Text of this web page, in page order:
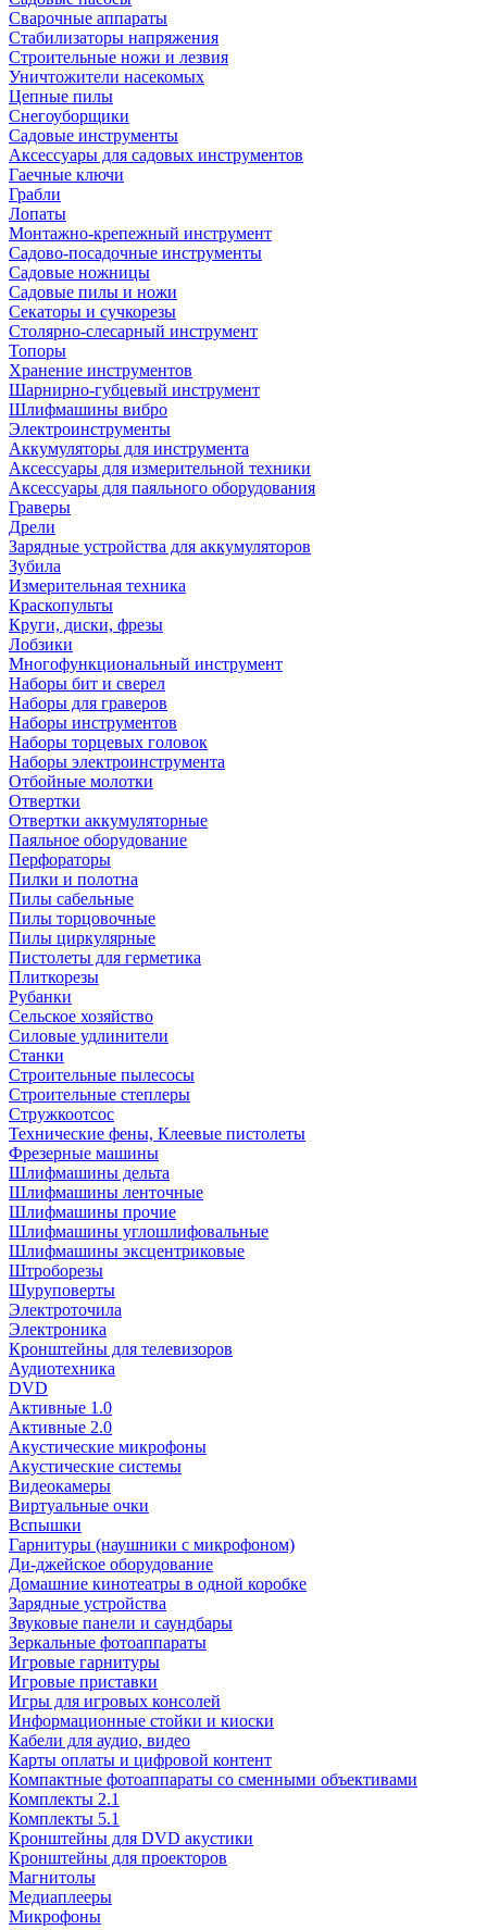
Сварочные аппараты
Стабилизаторы напряжения
Строительные ножи и лезвия
Уничтожители насекомых
Цепные пилы
Снегоуборщики
Садовые инструменты
Аксессуары для садовых инструментов
Гаечные ключи
Грабли
Лопаты
Монтажно-крепежный инструмент
Садово-посадочные инструменты
Садовые ножницы
Садовые пилы и ножи
Секаторы и сучкорезы
Столярно-слесарный инструмент
Топоры
Хранение инструментов
Шарнирно-губцевый инструмент
Шлифмашины вибро
Электроинструменты
Аккумуляторы для инструмента
Аксессуары для измерительной техники
Аксессуары для паяльного оборудования
Граверы
Дрели
Зарядные устройства для аккумуляторов
Зубила
Измерительная техника
Краскопульты
Круги, диски, фрезы
Лобзики
Многофункциональный инструмент
Наборы бит и сверел
Наборы для граверов
Наборы инструментов
Наборы торцевых головок
Наборы электроинструмента
Отбойные молотки
Отвертки
Отвертки аккумуляторные
Паяльное оборудование
Перфораторы
Пилки и полотна
Пилы сабельные
Пилы торцовочные
Пилы циркулярные
Пистолеты для герметика
Плиткорезы
Рубанки
Сельское хозяйство
Силовые удлинители
Станки
Строительные пылесосы
Строительные степлеры
Стружкоотсос
Технические фены, Клеевые пистолеты
Фрезерные машины
Шлифмашины дельта
Шлифмашины ленточные
Шлифмашины прочие
Шлифмашины углошлифовальные
Шлифмашины эксцентриковые
Штроборезы
Шуруповерты
Электроточила
Электроника
Кронштейны для телевизоров
Аудиотехника
DVD
Активные 1.0
Активные 2.0
Акустические микрофоны
Акустические системы
Видеокамеры
Виртуальные очки
Вспышки
Гарнитуры (наушники с микрофоном)
Ди-джейское оборудование
Домашние кинотеатры в одной коробке
Зарядные устройства
Звуковые панели и саундбары
Зеркальные фотоаппараты
Игровые гарнитуры
Игровые приставки
Игры для игровых консолей
Информационные стойки и киоски
Кабели для аудио, видео
Карты оплаты и цифровой контент
Компактные фотоаппараты со сменными объективами
Комплекты 2.1
Комплекты 5.1
Кронштейны для DVD акустики
Кронштейны для проекторов
Магнитолы
Медиаплееры
Микрофоны